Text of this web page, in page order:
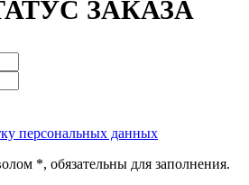
ЗАКАЗА
персональных данных
*, обязательны для заполнения.